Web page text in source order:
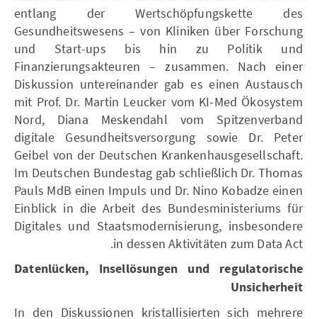
entlang der Wertschöpfungskette des
Gesundheitswesens – von Kliniken über Forschung
und Start-ups bis hin zu Politik und
Finanzierungsakteuren – zusammen. Nach einer
Diskussion untereinander gab es einen Austausch
mit Prof. Dr. Martin Leucker vom KI-Med Ökosystem
Nord, Diana Meskendahl vom Spitzenverband
digitale Gesundheitsversorgung sowie Dr. Peter
Geibel von der Deutschen Krankenhausgesellschaft.
Im Deutschen Bundestag gab schließlich Dr. Thomas
Pauls MdB einen Impuls und Dr. Nino Kobadze einen
Einblick in die Arbeit des Bundesministeriums für
Digitales und Staatsmodernisierung, insbesondere
in dessen Aktivitäten zum Data Act.
Datenlücken, Insellösungen und regulatorische
Unsicherheit
In den Diskussionen kristallisierten sich mehrere